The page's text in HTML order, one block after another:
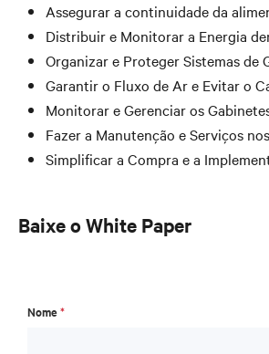
Assegurar a continuidade da
Distribuir e Monitorar a Energia
Organizar e Proteger Sistemas de
Garantir o Fluxo de Ar e Evitar o
Monitorar e Gerenciar os
Fazer a Manutenção e Serviços
Simplificar a Compra e a
Baixe o White Paper
Nome*